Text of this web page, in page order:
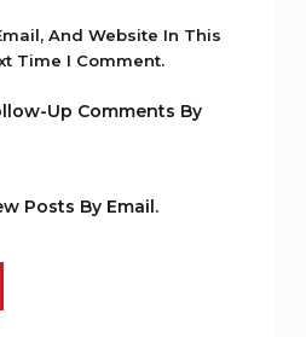
And Website In This
Time I Comment.
Up Comments By
Posts By Email.